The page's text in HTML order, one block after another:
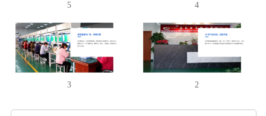
5 4
3 2